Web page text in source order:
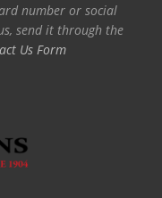
number or social
send it through the
Us Form